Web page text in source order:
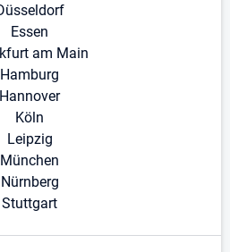
Essen
am Main
Hamburg
Hannover
Köln
Leipzig
München
Nürnberg
Stuttgart